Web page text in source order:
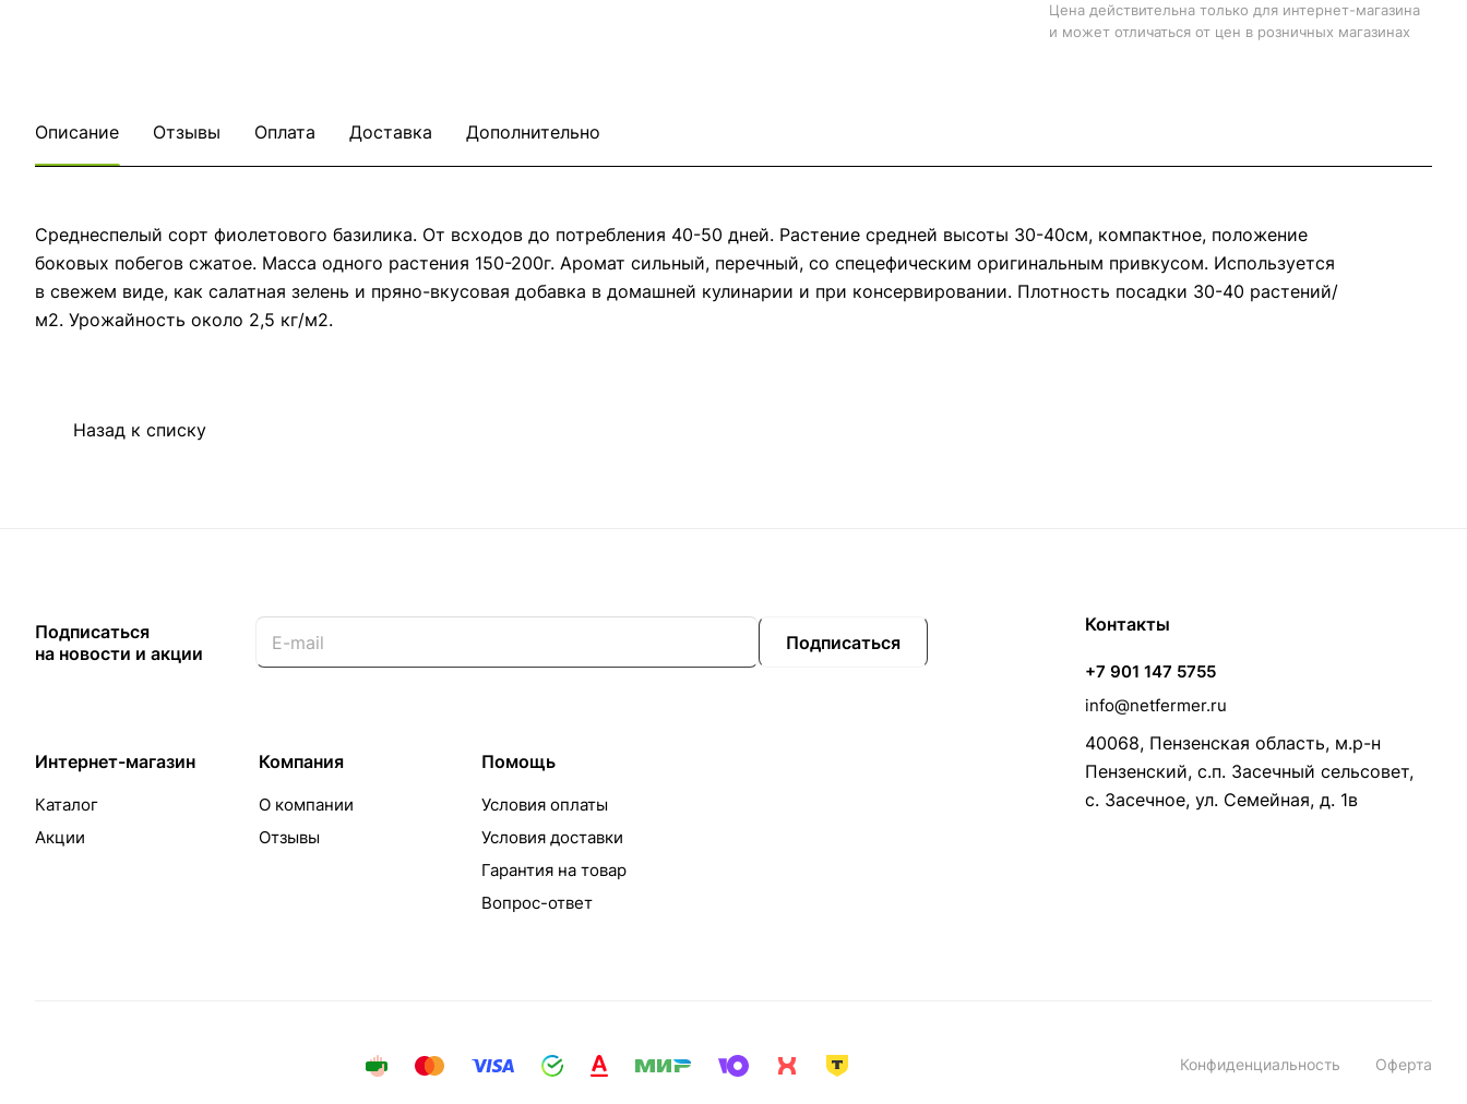
Цена действительна только для интернет-магазина
и может отличаться от цен в розничных магазинах
Описание Отзывы Оплата Доставка Дополнительно
Среднеспелый сорт фиолетового базилика. От всходов до потребления 40-50 дней. Растение средней высоты 30-40см, компактное, положение
боковых побегов сжатое. Масса одного растения 150-200г. Аромат сильный, перечный, со спецефическим оригинальным привкусом. Используется
в свежем виде, как салатная зелень и пряно-вкусовая добавка в домашней кулинарии и при консервировании. Плотность посадки 30-40 растений/
м2. Урожайность около 2,5 кг/м2.
Назад к списку
Подписаться
на новости и акции
Подписаться
Интернет-магазин
Каталог
Акции
Компания
О компании
Отзывы
Помощь
Условия оплаты
Условия доставки
Гарантия на товар
Вопрос-ответ
Контакты
+7 901 147 5755
info@netfermer.ru
40068, Пензенская область, м.р-н
Пензенский, с.п. Засечный сельсовет,
с. Засечное, ул. Семейная, д. 1в
Конфиденциальность Оферта